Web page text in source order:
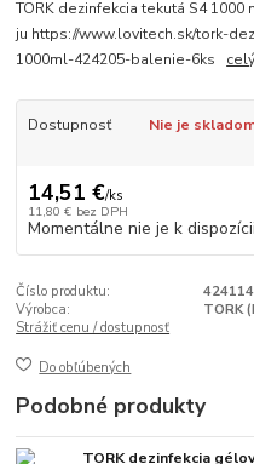
TORK dezinfekcia tekutá S4
ju https://www.lovitech.sk/tork-
1000ml-424205-balenie-6ks
Dostupnosť Nie je
14,51 €/ks
11,80 € bez DPH
Momentálne nie je k dispozícii
Číslo produktu:
424114
Výrobca:
TORK
Strážiť cenu / dostupnosť
Do obľúbených
Podobné produkty
TORK dezinfekcia